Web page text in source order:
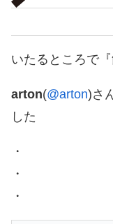
いたるところで
arton(@arton)さ
した
・
・
・